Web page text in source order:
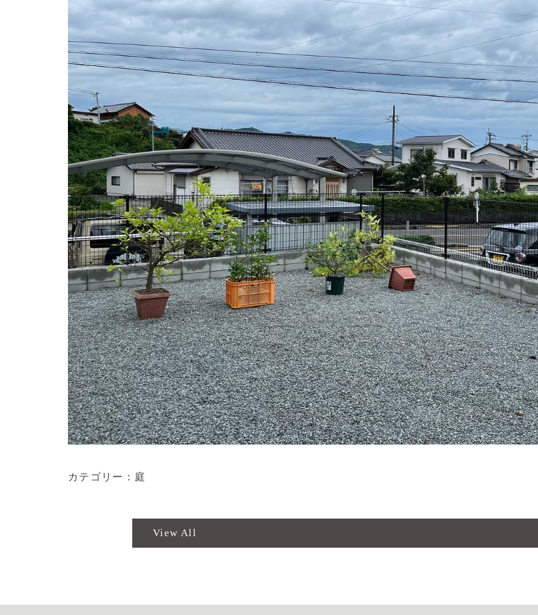
カテゴリー：庭
View All